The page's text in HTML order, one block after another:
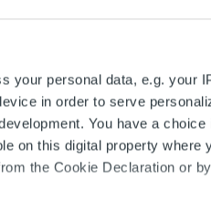
your personal data, e.g. your
in order to serve
You have a
on this digital property
the Cookie Declaration or
Näin